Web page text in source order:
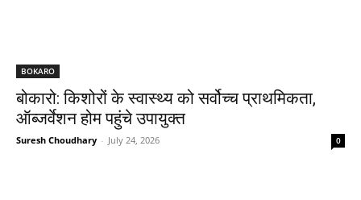
BOKARO
बोकारो: किशोरों के स्वास्थ्य को सर्वोच्च प्राथमिकता,
ऑब्जर्वेशन होम पहुंचे उपायुक्त
Suresh Choudhary - July 24, 2026 0